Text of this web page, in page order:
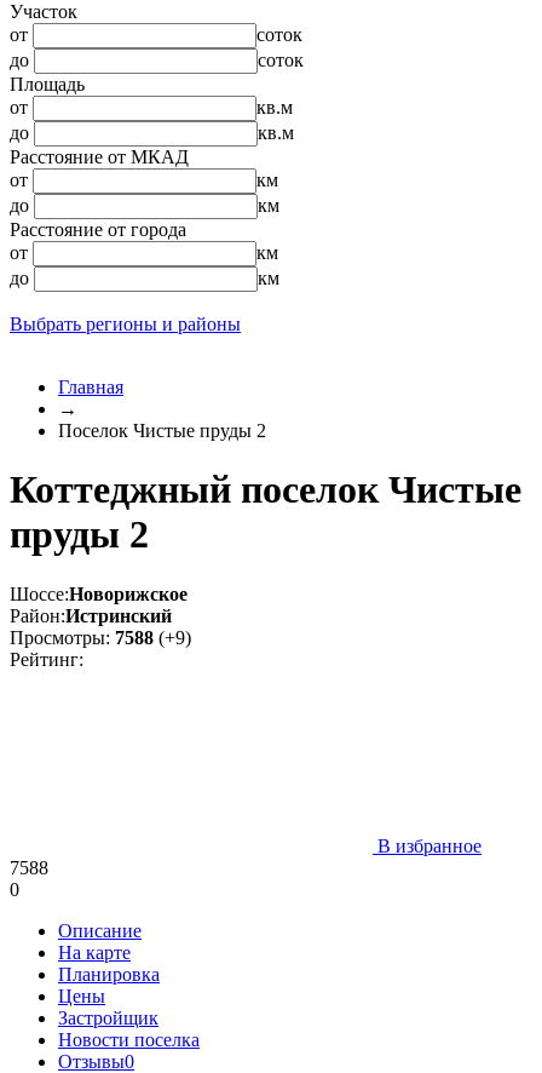
Участок
от
соток
до
соток
Площадь
от
кв.м
до
кв.м
Расстояние от МКАД
от
км
до
км
Расстояние от города
от
км
до
км
Выбрать регионы и районы
Главная
→
Поселок Чистые пруды 2
Коттеджный поселок Чистые
пруды 2
Шоссе:Новорижское
Район:Истринский
Просмотры: 7588 (+9)
Рейтинг:
В избранное
7588
0
Описание
На карте
Планировка
Цены
Застройщик
Новости поселка
Отзывы0